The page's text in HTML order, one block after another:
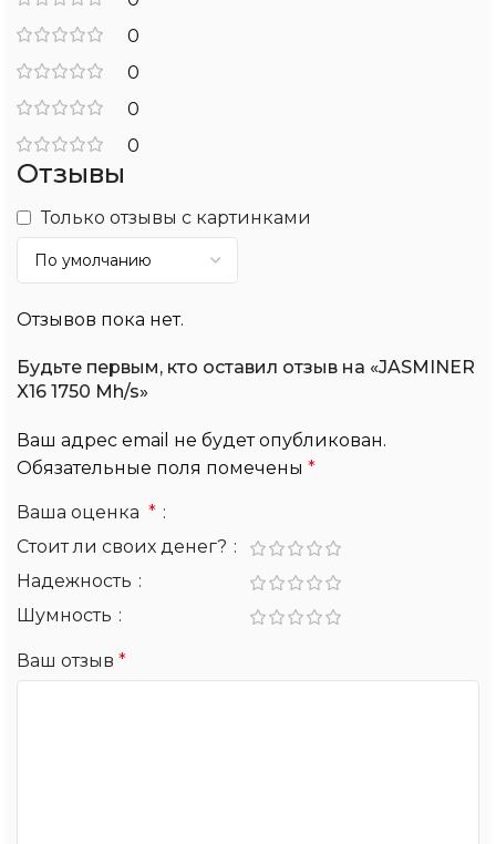
0
0
0
0
Отзывы
Только отзывы с картинками
Отзывов пока нет.
Будьте первым, кто оставил отзыв на «JASMINER
X16 1750 Mh/s»
Ваш адрес email не будет опубликован.
Обязательные поля помечены *
Ваша оценка *
Стоит ли своих денег?
Надежность
Шумность
Ваш отзыв *